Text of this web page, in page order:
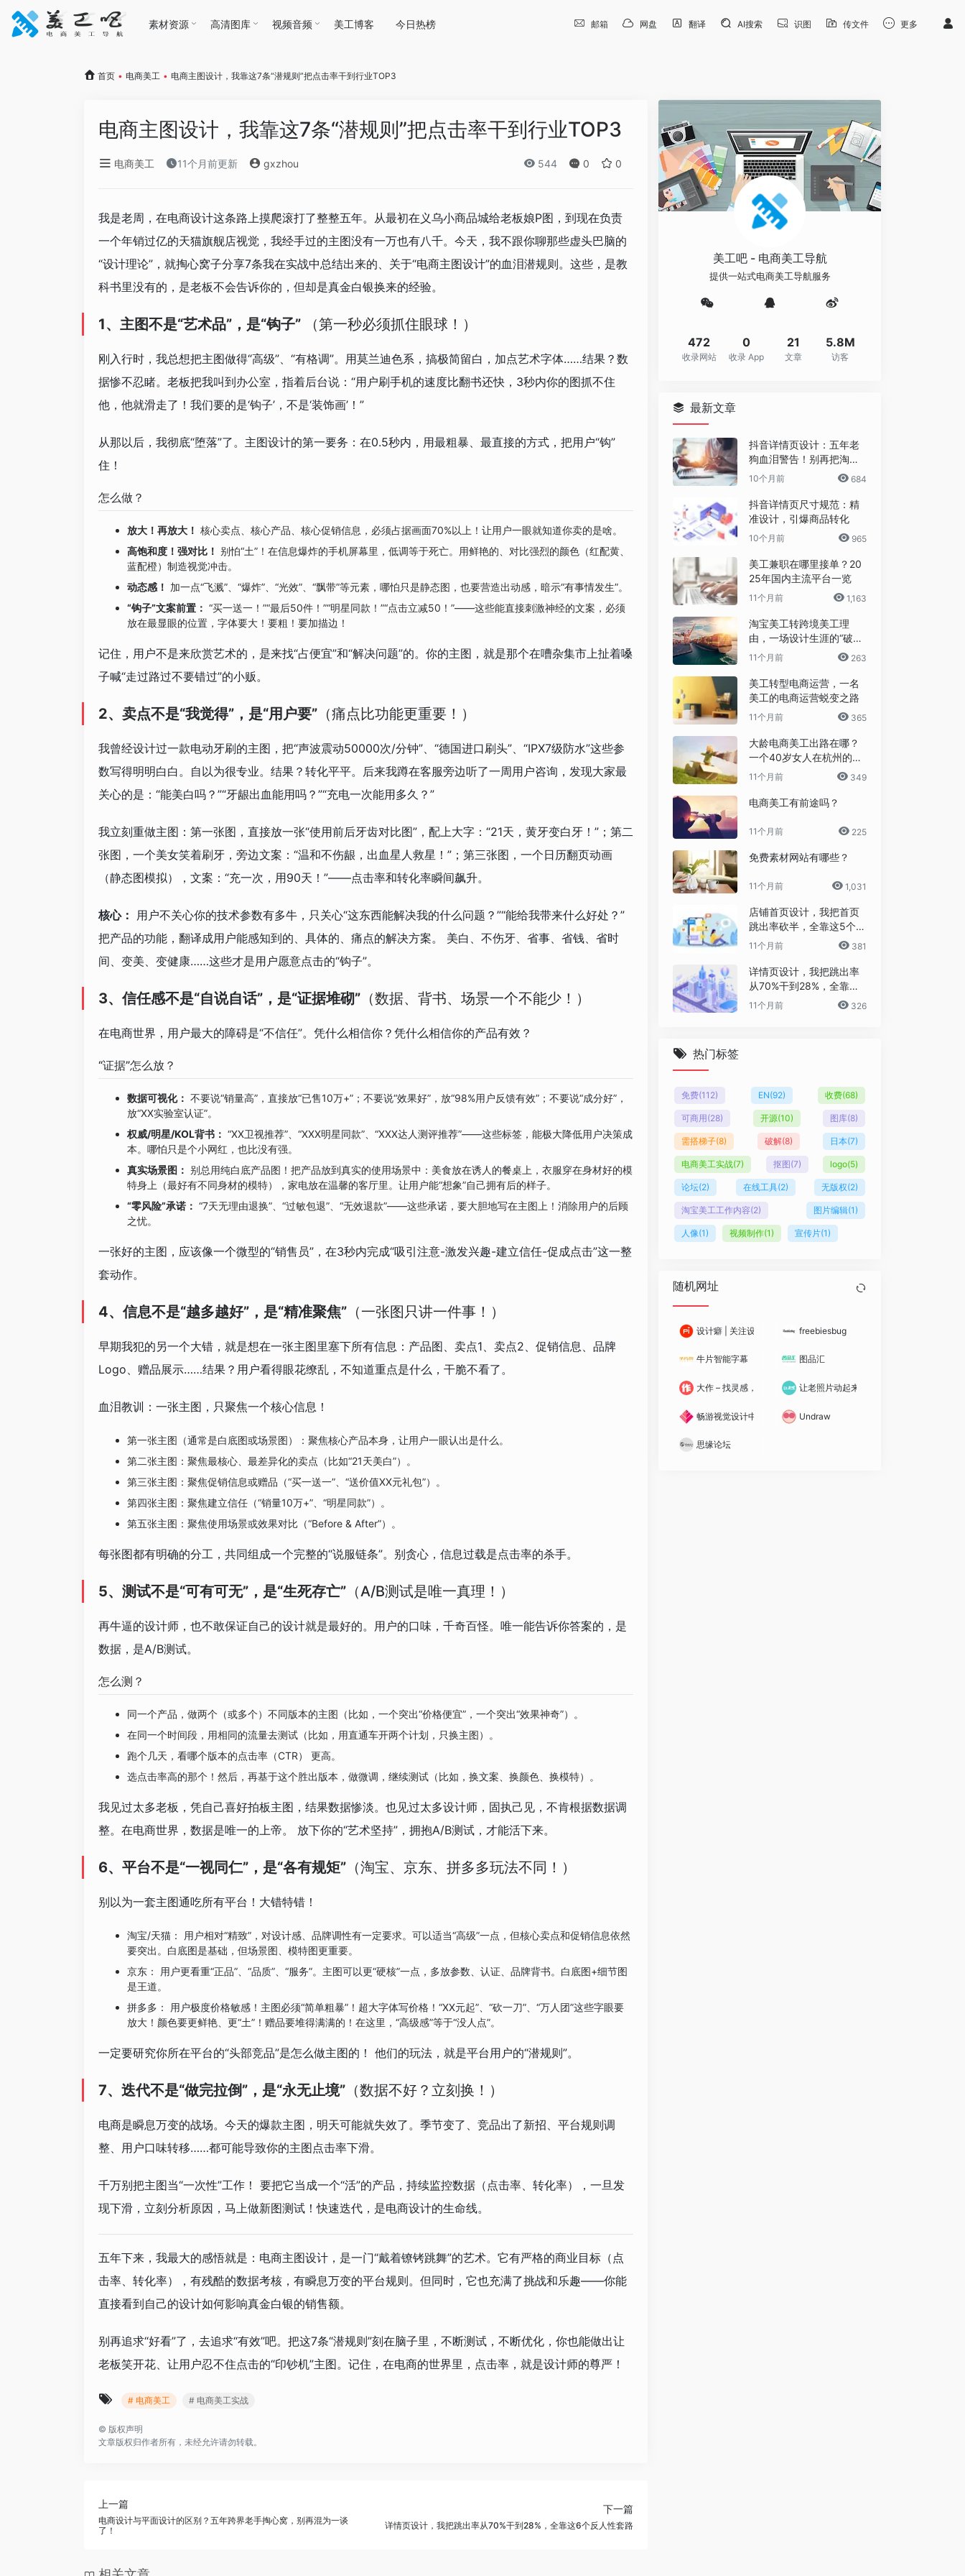
素材资源 高清图库 视频音频 美工博客 今日热榜 邮箱 网盘 翻译 AI搜索 识图 传文件 更多
首页 • 电商美工 • 电商主图设计，我靠这7条“潜规则”把点击率干到行业TOP3
电商主图设计，我靠这7条“潜规则”把点击率干到行业TOP3
电商美工 11个月前更新 gxzhou 544 0 0
我是老周，在电商设计这条路上摸爬滚打了整整五年。从最初在义乌小商品城给老板娘P图，到现在负责
一个年销过亿的天猫旗舰店视觉，我经手过的主图没有一万也有八千。今天，我不跟你聊那些虚头巴脑的
“设计理论”，就掏心窝子分享7条我在实战中总结出来的、关于“电商主图设计”的血泪潜规则。这些，是教
科书里没有的，是老板不会告诉你的，但却是真金白银换来的经验。
1、主图不是“艺术品”，是“钩子” （第一秒必须抓住眼球！）
刚入行时，我总想把主图做得“高级”、“有格调”。用莫兰迪色系，搞极简留白，加点艺术字体……结果？数
据惨不忍睹。老板把我叫到办公室，指着后台说：“用户刷手机的速度比翻书还快，3秒内你的图抓不住
他，他就滑走了！我们要的是‘钩子’，不是‘装饰画’！”
从那以后，我彻底“堕落”了。主图设计的第一要务：在0.5秒内，用最粗暴、最直接的方式，把用户“钩”
住！
怎么做？
放大！再放大！ 核心卖点、核心产品、核心促销信息，必须占据画面70%以上！让用户一眼就知道你卖的是啥。
高饱和度！强对比！ 别怕“土”！在信息爆炸的手机屏幕里，低调等于死亡。用鲜艳的、对比强烈的颜色（红配黄、
蓝配橙）制造视觉冲击。
动态感！ 加一点“飞溅”、“爆炸”、“光效”、“飘带”等元素，哪怕只是静态图，也要营造出动感，暗示“有事情发生”。
“钩子”文案前置： “买一送一！”“最后50件！”“明星同款！”“点击立减50！”——这些能直接刺激神经的文案，必须
放在最显眼的位置，字体要大！要粗！要加描边！
记住，用户不是来欣赏艺术的，是来找“占便宜”和“解决问题”的。你的主图，就是那个在嘈杂集市上扯着嗓
子喊“走过路过不要错过”的小贩。
2、卖点不是“我觉得”，是“用户要” （痛点比功能更重要！）
我曾经设计过一款电动牙刷的主图，把“声波震动50000次/分钟”、“德国进口刷头”、“IPX7级防水”这些参
数写得明明白白。自以为很专业。结果？转化平平。后来我蹲在客服旁边听了一周用户咨询，发现大家最
关心的是：“能美白吗？”“牙龈出血能用吗？”“充电一次能用多久？”
我立刻重做主图：第一张图，直接放一张“使用前后牙齿对比图”，配上大字：“21天，黄牙变白牙！”；第二
张图，一个美女笑着刷牙，旁边文案：“温和不伤龈，出血星人救星！”；第三张图，一个日历翻页动画
（静态图模拟），文案：“充一次，用90天！”——点击率和转化率瞬间飙升。
核心： 用户不关心你的技术参数有多牛，只关心“这东西能解决我的什么问题？”“能给我带来什么好处？”
把产品的功能，翻译成用户能感知到的、具体的、痛点的解决方案。 美白、不伤牙、省事、省钱、省时
间、变美、变健康……这些才是用户愿意点击的“钩子”。
3、信任感不是“自说自话”，是“证据堆砌” （数据、背书、场景一个不能少！）
在电商世界，用户最大的障碍是“不信任”。凭什么相信你？凭什么相信你的产品有效？
“证据”怎么放？
数据可视化： 不要说“销量高”，直接放“已售10万+”；不要说“效果好”，放“98%用户反馈有效”；不要说“成分好”，
放“XX实验室认证”。
权威/明星/KOL背书： “XX卫视推荐”、“XXX明星同款”、“XXX达人测评推荐”——这些标签，能极大降低用户决策成
本。哪怕只是个小网红，也比没有强。
真实场景图： 别总用纯白底产品图！把产品放到真实的使用场景中：美食放在诱人的餐桌上，衣服穿在身材好的模
特身上（最好有不同身材的模特），家电放在温馨的客厅里。让用户能“想象”自己拥有后的样子。
“零风险”承诺： “7天无理由退换”、“过敏包退”、“无效退款”——这些承诺，要大胆地写在主图上！消除用户的后顾
之忧。
一张好的主图，应该像一个微型的“销售员”，在3秒内完成“吸引注意-激发兴趣-建立信任-促成点击”这一整
套动作。
4、信息不是“越多越好”，是“精准聚焦” （一张图只讲一件事！）
早期我犯的另一个大错，就是想在一张主图里塞下所有信息：产品图、卖点1、卖点2、促销信息、品牌
Logo、赠品展示……结果？用户看得眼花缭乱，不知道重点是什么，干脆不看了。
血泪教训：一张主图，只聚焦一个核心信息！
第一张主图（通常是白底图或场景图）：聚焦核心产品本身，让用户一眼认出是什么。
第二张主图：聚焦最核心、最差异化的卖点（比如“21天美白”）。
第三张主图：聚焦促销信息或赠品（“买一送一”、“送价值XX元礼包”）。
第四张主图：聚焦建立信任（“销量10万+”、“明星同款”）。
第五张主图：聚焦使用场景或效果对比（“Before & After”）。
每张图都有明确的分工，共同组成一个完整的“说服链条”。别贪心，信息过载是点击率的杀手。
5、测试不是“可有可无”，是“生死存亡” （A/B测试是唯一真理！）
再牛逼的设计师，也不敢保证自己的设计就是最好的。用户的口味，千奇百怪。唯一能告诉你答案的，是
数据，是A/B测试。
怎么测？
同一个产品，做两个（或多个）不同版本的主图（比如，一个突出“价格便宜”，一个突出“效果神奇”）。
在同一个时间段，用相同的流量去测试（比如，用直通车开两个计划，只换主图）。
跑个几天，看哪个版本的点击率（CTR） 更高。
选点击率高的那个！然后，再基于这个胜出版本，做微调，继续测试（比如，换文案、换颜色、换模特）。
我见过太多老板，凭自己喜好拍板主图，结果数据惨淡。也见过太多设计师，固执己见，不肯根据数据调
整。在电商世界，数据是唯一的上帝。 放下你的“艺术坚持”，拥抱A/B测试，才能活下来。
6、平台不是“一视同仁”，是“各有规矩” （淘宝、京东、拼多多玩法不同！）
别以为一套主图通吃所有平台！大错特错！
淘宝/天猫： 用户相对“精致”，对设计感、品牌调性有一定要求。可以适当“高级”一点，但核心卖点和促销信息依然
要突出。白底图是基础，但场景图、模特图更重要。
京东： 用户更看重“正品”、“品质”、“服务”。主图可以更“硬核”一点，多放参数、认证、品牌背书。白底图+细节图
是王道。
拼多多： 用户极度价格敏感！主图必须“简单粗暴”！超大字体写价格！“XX元起”、“砍一刀”、“万人团”这些字眼要
放大！颜色要更鲜艳、更“土”！赠品要堆得满满的！在这里，“高级感”等于“没人点”。
一定要研究你所在平台的“头部竞品”是怎么做主图的！ 他们的玩法，就是平台用户的“潜规则”。
7、迭代不是“做完拉倒”，是“永无止境” （数据不好？立刻换！）
电商是瞬息万变的战场。今天的爆款主图，明天可能就失效了。季节变了、竞品出了新招、平台规则调
整、用户口味转移……都可能导致你的主图点击率下滑。
千万别把主图当“一次性”工作！ 要把它当成一个“活”的产品，持续监控数据（点击率、转化率），一旦发
现下滑，立刻分析原因，马上做新图测试！快速迭代，是电商设计的生命线。
五年下来，我最大的感悟就是：电商主图设计，是一门“戴着镣铐跳舞”的艺术。它有严格的商业目标（点
击率、转化率），有残酷的数据考核，有瞬息万变的平台规则。但同时，它也充满了挑战和乐趣——你能
直接看到自己的设计如何影响真金白银的销售额。
别再追求“好看”了，去追求“有效”吧。把这7条“潜规则”刻在脑子里，不断测试，不断优化，你也能做出让
老板笑开花、让用户忍不住点击的“印钞机”主图。记住，在电商的世界里，点击率，就是设计师的尊严！
# 电商美工 # 电商美工实战
© 版权声明
文章版权归作者所有，未经允许请勿转载。
上一篇
电商设计与平面设计的区别？五年跨界老手掏心窝，别再混为一谈
了！
下一篇
详情页设计，我把跳出率从70%干到28%，全靠这6个反人性套路
美工吧 - 电商美工导航
提供一站式电商美工导航服务
472
收录网站
0
收录 App
21
文章
5.8M
访客
最新文章
抖音详情页设计：五年老
狗血泪警告！别再把淘宝
详情页直接搬过来了！
10个月前 684
抖音详情页尺寸规范：精
准设计，引爆商品转化
10个月前 965
美工兼职在哪里接单？20
25年国内主流平台一览
11个月前 1,163
淘宝美工转跨境美工理
由，一场设计生涯的“破圈”
之旅
11个月前 263
美工转型电商运营，一名
美工的电商运营蜕变之路
11个月前 365
大龄电商美工出路在哪？
一个40岁女人在杭州的破
局日记
11个月前 349
电商美工有前途吗？
11个月前 225
免费素材网站有哪些？
11个月前 1,031
店铺首页设计，我把首页
跳出率砍半，全靠这5个流
量炼金术
11个月前 381
详情页设计，我把跳出率
从70%干到28%，全靠这6
个反人性套路
11个月前 326
热门标签
免费(112) EN(92) 收费(68)
可商用(28) 开源(10) 图库(8)
需搭梯子(8) 破解(8) 日本(7)
电商美工实战(7) 抠图(7) logo(5)
论坛(2) 在线工具(2) 无版权(2)
淘宝美工工作内容(2) 图片编辑(1)
人像(1) 视频制作(1) 宣传片(1)
随机网址
设计癖 | 关注设计癖 发现好设计freebiesbug
牛片智能字幕 图品汇
大作 – 找灵感，用大作 让老照片动起来 deep-nostalgia
畅游视觉设计中心 Undraw
思缘论坛